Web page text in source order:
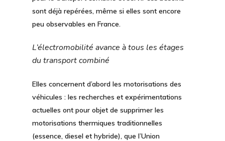
sont déjà repérées, même si elles sont encore
peu observables en France.
L’électromobilité avance à tous les étages
du transport combiné
Elles concernent d’abord les motorisations des
véhicules : les recherches et expérimentations
actuelles ont pour objet de supprimer les
motorisations thermiques traditionnelles
(essence, diesel et hybride), que l’Union